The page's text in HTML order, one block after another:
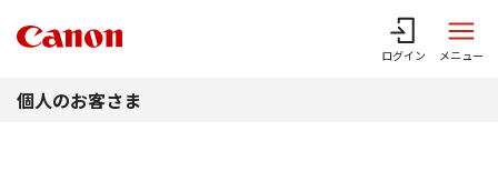
ログイン メニュー
個人のお客さま